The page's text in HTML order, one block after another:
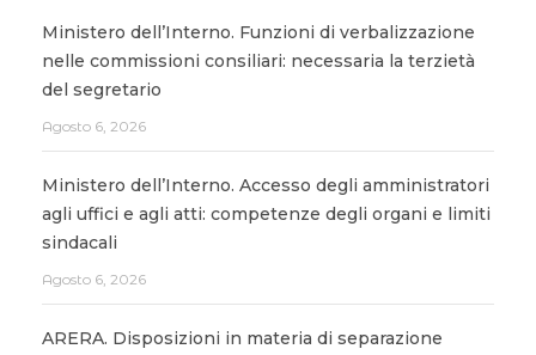
Ministero dell’Interno. Funzioni di verbalizzazione
nelle commissioni consiliari: necessaria la terzietà
del segretario
Agosto 6, 2026
Ministero dell’Interno. Accesso degli amministratori
agli uffici e agli atti: competenze degli organi e limiti
sindacali
Agosto 6, 2026
ARERA. Disposizioni in materia di separazione